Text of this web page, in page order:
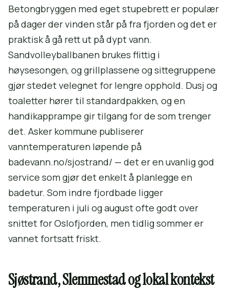
Betongbryggen med eget stupebrett er populær
på dager der vinden står på fra fjorden og det er
praktisk å gå rett ut på dypt vann.
Sandvolleyballbanen brukes flittig i
høysesongen, og grillplassene og sittegruppene
gjør stedet velegnet for lengre opphold. Dusj og
toaletter hører til standardpakken, og en
handikapprampe gir tilgang for de som trenger
det. Asker kommune publiserer
vanntemperaturen løpende på
badevann.no/sjostrand/ — det er en uvanlig god
service som gjør det enkelt å planlegge en
badetur. Som indre fjordbade ligger
temperaturen i juli og august ofte godt over
snittet for Oslofjorden, men tidlig sommer er
vannet fortsatt friskt.
Sjøstrand, Slemmestad og lokal kontekst